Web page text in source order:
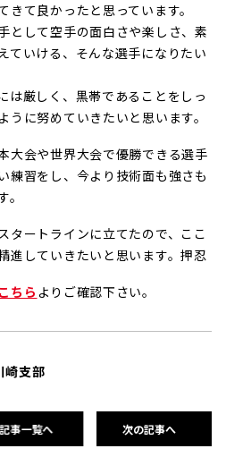
きて良かったと思っています。
として空手の面白さや楽しさ、素
ていける、そんな選手になりたい
は厳しく、黒帯であることをしっ
に努めていきたいと思います。
大会や世界大会で優勝できる選手
練習をし、今より技術面も強さも
タートラインに立てたので、ここ
進していきたいと思います。押忍
こちら よりご確認下さい。
崎支部
記事一覧へ 次の記事へ